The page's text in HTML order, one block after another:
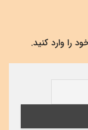
را وارد کنید.